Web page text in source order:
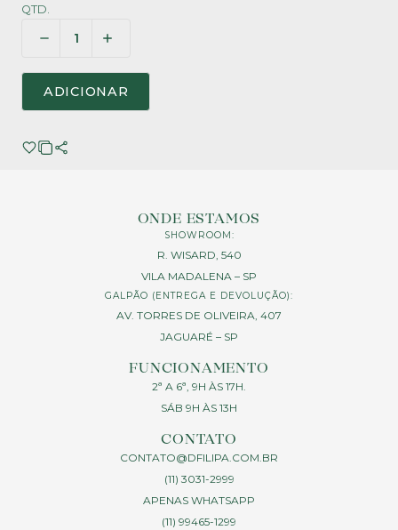
QTD.
ADICIONAR
ONDE ESTAMOS
SHOWROOM:
R. WISARD, 540
VILA MADALENA – SP
GALPÃO (ENTREGA E DEVOLUÇÃO):
AV. TORRES DE OLIVEIRA, 407
JAGUARÉ – SP
FUNCIONAMENTO
2ª A 6ª, 9H ÀS 17H.
SÁB 9H ÀS 13H
CONTATO
CONTATO@DFILIPA.COM.BR
(11) 3031-2999
APENAS WHATSAPP
(11) 99465-1299